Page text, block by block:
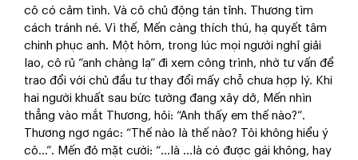
cô có cảm tình. Và cô chủ động tán tỉnh. Thương tìm
cách tránh né. Vì thế, Mến càng thích thú, hạ quyết tâm
chinh phục anh. Một hôm, trong lúc mọi người nghỉ giải
lao, cô rủ “anh chàng lạ” đi xem công trình, nhờ tư vấn để
trao đổi với chủ đầu tư thay đổi mấy chỗ chưa hợp lý. Khi
hai người khuất sau bức tường đang xây dở, Mến nhìn
thẳng vào mắt Thương, hỏi: “Anh thấy em thế nào?”.
Thương ngơ ngác: “Thế nào là thế nào? Tôi không hiểu ý
cô…”. Mến đỏ mặt cười: “…là …là có được gái không, hay